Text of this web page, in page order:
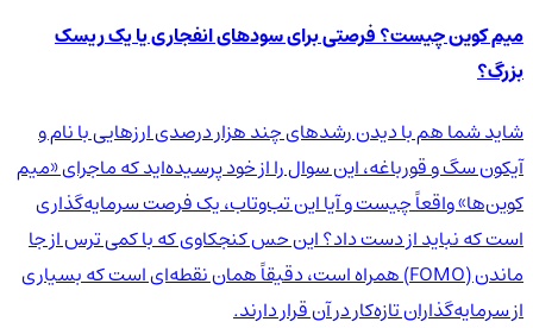
میم کوین چیست؟ فرصتی برای سودهای انفجاری یا یک ریسک
بزرگ؟
شاید شما هم با دیدن رشدهای چند هزار درصدی ارزهایی با نام و
آیکون سگ و قورباغه، این سوال را از خود پرسیده‌اید که ماجرای «میم
کوین‌ها» واقعاً چیست و آیا این تب‌وتاب، یک فرصت سرمایه‌گذاری
است که نباید از دست داد؟ این حس کنجکاوی که با کمی ترس از جا
ماندن (FOMO) همراه است، دقیقاً همان نقطه‌ای است که بسیاری
از سرمایه‌گذاران تازه‌کار در آن قرار دارند.